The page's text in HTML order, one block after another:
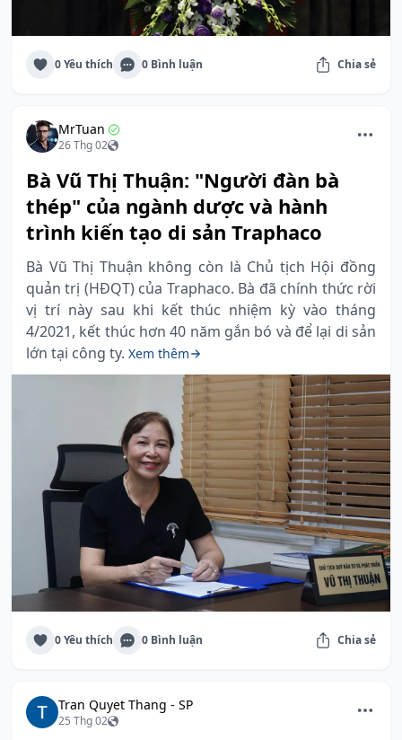
0 Yêu thích 0 Bình luận Chia sẻ
MrTuan
26 Thg 02
Bà Vũ Thị Thuận: "Người đàn bà
thép" của ngành dược và hành
trình kiến tạo di sản Traphaco
Bà Vũ Thị Thuận không còn là Chủ tịch Hội đồng
quản trị (HĐQT) của Traphaco. Bà đã chính thức rời
vị trí này sau khi kết thúc nhiệm kỳ vào tháng
4/2021, kết thúc hơn 40 năm gắn bó và để lại di sản
lớn tại công ty. Xem thêm
0 Yêu thích 0 Bình luận Chia sẻ
Tran Quyet Thang - SP
25 Thg 02